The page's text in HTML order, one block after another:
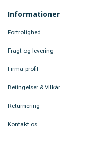
Informationer
Fortrolighed
Fragt og levering
Firma profil
Betingelser & Vilkår
Returnering
Kontakt os